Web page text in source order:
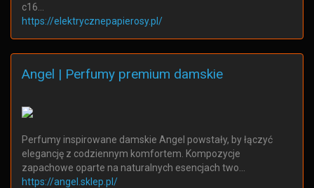
c16…
https://elektrycznepapierosy.pl/
Angel | Perfumy premium damskie
Perfumy inspirowane damskie Angel powstały, by łączyć
elegancję z codziennym komfortem. Kompozycje
zapachowe oparte na naturalnych esencjach two…
https://angel.sklep.pl/